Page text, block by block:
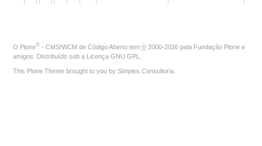
O Plone® - CMS/WCM de Código Aberto tem © 2000-2026 pela Fundação Plone e
amigos. Distribuído sob a Licença GNU GPL
This Plone Theme brought to you by Simples Consultoria